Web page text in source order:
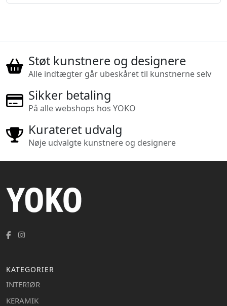
Støt kunstnere og designere
Alle indtægter går ubeskåret til kunstnerne selv
Sikker betaling
På alle webshops hos YOKO
Kurateret udvalg
Nøje udvalgte kunstnere og designere
KATEGORIER
INTERIØR
KERAMIK